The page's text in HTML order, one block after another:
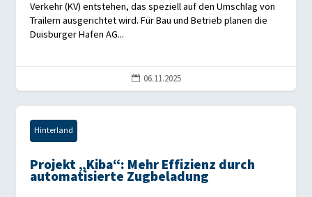
Verkehr (KV) entstehen, das speziell auf den Umschlag von
Trailern ausgerichtet wird. Für Bau und Betrieb planen die
Duisburger Hafen AG...
 06.11.2025
Hinterland
Projekt „Kiba“: Mehr Effizienz durch
automatisierte Zugbeladung